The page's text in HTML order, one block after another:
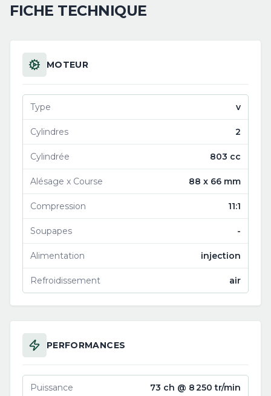
FICHE TECHNIQUE
MOTEUR
Type v
Cylindres 2
Cylindrée 803 cc
Alésage x Course 88 x 66 mm
Compression 11:1
Soupapes -
Alimentation injection
Refroidissement air
PERFORMANCES
Puissance 73 ch @ 8 250 tr/min